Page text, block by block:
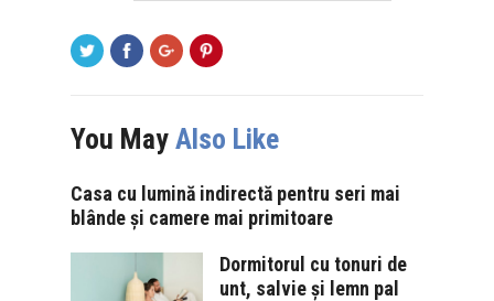
You May Also Like
Casa cu lumină indirectă pentru seri mai
blânde și camere mai primitoare
Dormitorul cu tonuri de
unt, salvie și lemn pal